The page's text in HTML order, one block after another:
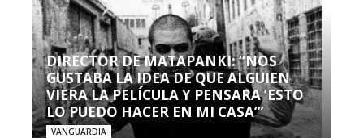
DIRECTOR DE MATAPANKI: “NOS
GUSTABA LA IDEA DE QUE ALGUIEN
VIERA LA PELÍCULA Y PENSARA ‘ESTO
LO PUEDO HACER EN MI CASA’”
VANGUARDIA